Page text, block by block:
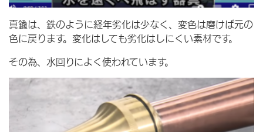
真鍮は、鉄のように経年劣化は少なく、変色は磨けば元の
色に戻ります。変化はしても劣化はしにくい素材です。
その為、水回りによく使われています。